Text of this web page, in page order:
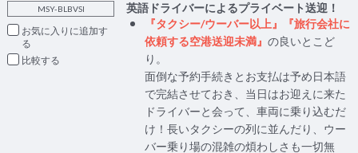
MSY-BLBVSI
お気に入りに追加
比較
英語ドライバーによるプライベート送迎！
『タクシー/ウーバー以上』『旅行会社に
依頼する空港送迎未満』の良いとこど
り。
面倒な予約手続きとお支払は予め日本語
で完結させておき、当日はお迎えに来た
ドライバーと会って、車両に乗り込むだ
け！長いタクシーの列に並んだり、ウー
バー乗り場の混雑の煩わしさも一切無